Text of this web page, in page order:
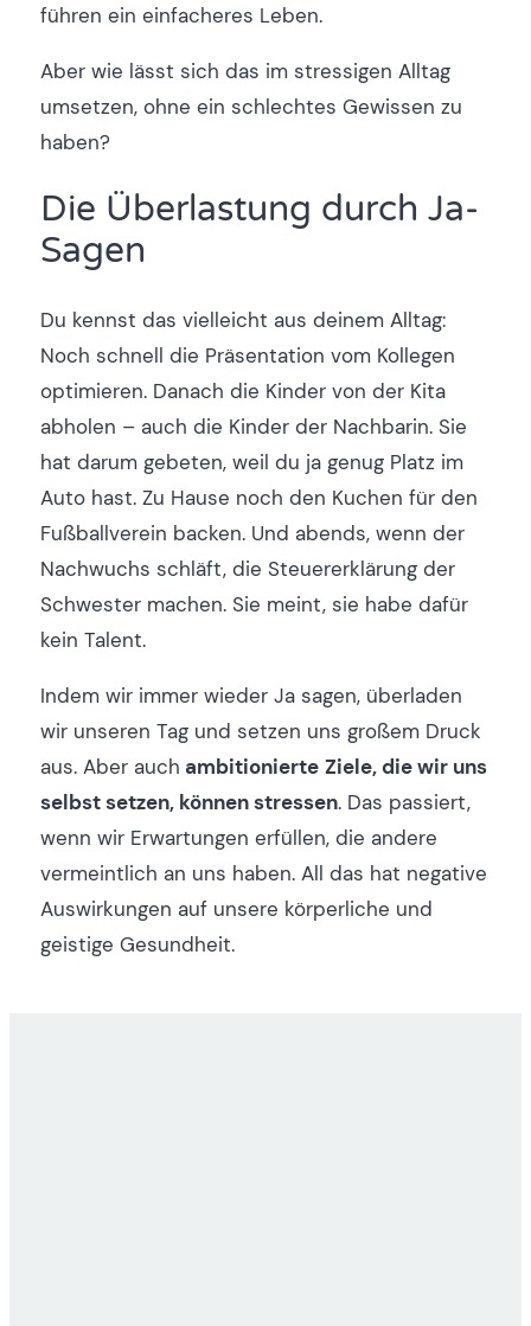
führen ein einfacheres Leben.
Aber wie lässt sich das im stressigen Alltag
umsetzen, ohne ein schlechtes Gewissen zu
haben?
Die Überlastung durch Ja-
Sagen
Du kennst das vielleicht aus deinem Alltag:
Noch schnell die Präsentation vom Kollegen
optimieren. Danach die Kinder von der Kita
abholen – auch die Kinder der Nachbarin. Sie
hat darum gebeten, weil du ja genug Platz im
Auto hast. Zu Hause noch den Kuchen für den
Fußballverein backen. Und abends, wenn der
Nachwuchs schläft, die Steuererklärung der
Schwester machen. Sie meint, sie habe dafür
kein Talent.
Indem wir immer wieder Ja sagen, überladen
wir unseren Tag und setzen uns großem Druck
aus. Aber auch ambitionierte Ziele, die wir uns
selbst setzen, können stressen. Das passiert,
wenn wir Erwartungen erfüllen, die andere
vermeintlich an uns haben. All das hat negative
Auswirkungen auf unsere körperliche und
geistige Gesundheit.